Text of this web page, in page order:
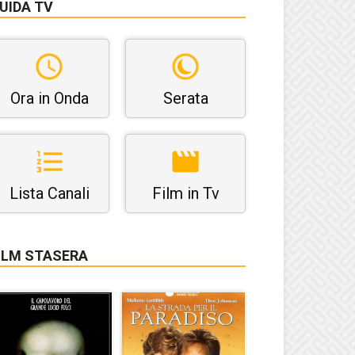
TV
Ora in Onda Serata
Lista Canali Film in Tv
STASERA